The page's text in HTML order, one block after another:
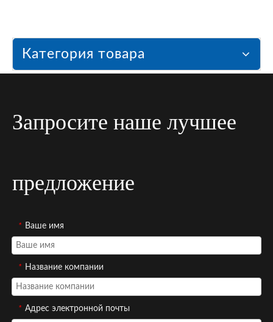
Категория товара
Запросите наше лучшее
предложение
* Ваше имя
* Название компании
* Адрес электронной почты